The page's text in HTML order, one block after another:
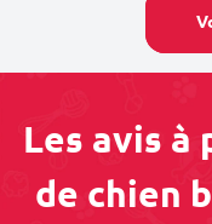
Les avis à
de chien